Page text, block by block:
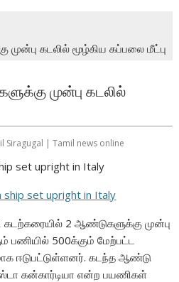
கடலில் மூழ்கிய கப்பலை மீட்பு
முன்பு கடலில்
Siragugal | Tamil news online
set upright in Italy
2 ஆண்டுகளுக்கு முன்பு
பணியில் 500க்கும் மேற்பட்ட
ஈடுபட்டுள்ளனர். கடந்த ஆண்டு
கன்கார்டியா என்ற பயணிகள்